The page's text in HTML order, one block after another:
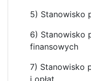
5) Stanowisko
6) Stanowisko
finansowych
7) Stanowisko